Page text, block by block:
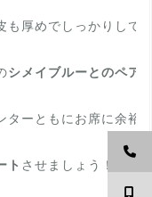
も厚めでしっかりして
シメイブルーとのペア
ターともにお席に余裕
ト させましょう！！